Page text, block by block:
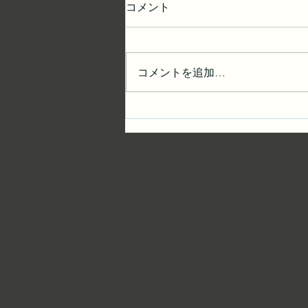
れました。
コメント
コメントを追加…